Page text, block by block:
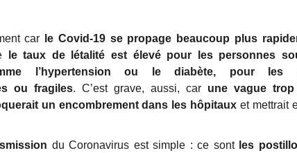
car
le Covid-19 se propage beaucoup plus
le taux de létalité est élevé pour les personnes
l’hypertension ou le diabète, pour les
ou fragiles. C’est grave, aussi, car une vague
un encombrement dans les hôpitaux et mettrait
du Coronavirus est simple : ce sont les